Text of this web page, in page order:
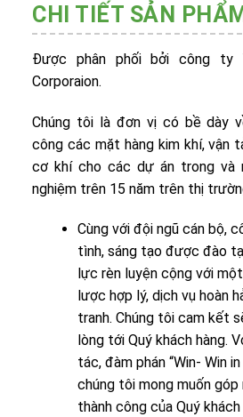
CHI TIẾT SẢN PHẨM
Được phân phối bởi công ty
Corporaion.
Chúng tôi là đơn vị có bề dày
công các mặt hàng kim khí, vận
cơ khí cho các dự án trong và
nghiệm trên 15 năm trên thị
Cùng với đội ngũ cán bộ,
tình, sáng tạo được đào
lực rèn luyện cộng với
lược hợp lý, dịch vụ hoàn
tranh. Chúng tôi cam kết
lòng tới Quý khách hàng.
tác, đàm phán “Win- Win
chúng tôi mong muốn
thành công của Quý